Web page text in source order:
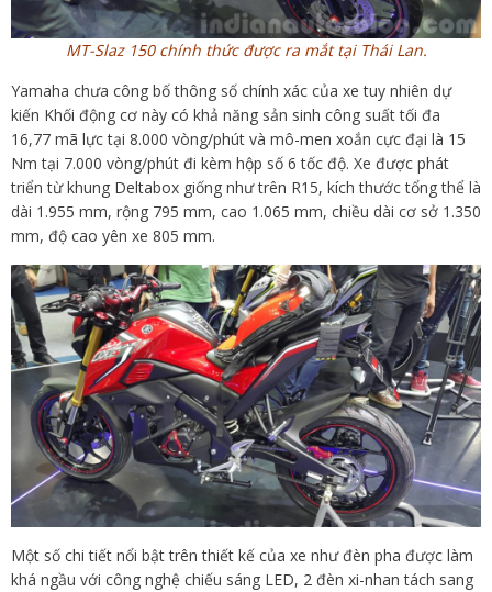
MT-Slaz 150 chính thức được ra mắt tại Thái Lan.
Yamaha chưa công bố thông số chính xác của xe tuy nhiên dự
kiến Khối động cơ này có khả năng sản sinh công suất tối đa
16,77 mã lực tại 8.000 vòng/phút và mô-men xoắn cực đại là 15
Nm tại 7.000 vòng/phút đi kèm hộp số 6 tốc độ. Xe được phát
triển từ khung Deltabox giống như trên R15, kích thước tổng thể là
dài 1.955 mm, rộng 795 mm, cao 1.065 mm, chiều dài cơ sở 1.350
mm, độ cao yên xe 805 mm.
Một số chi tiết nổi bật trên thiết kế của xe như đèn pha được làm
khá ngầu với công nghệ chiếu sáng LED, 2 đèn xi-nhan tách sang